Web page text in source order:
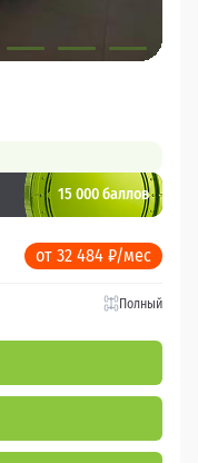
15 000 баллов
от 32 484 ₽/мес
Полный